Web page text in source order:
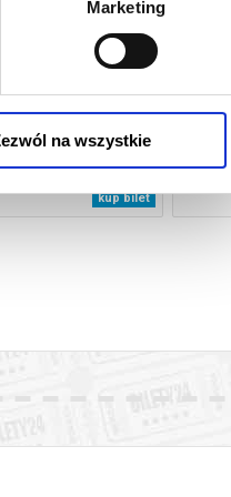
Marketing
na wszystkie
ŚMIERCI
Toruń
kup bilet